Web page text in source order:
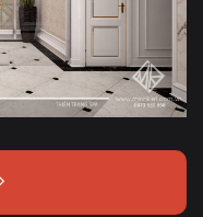
thuận lợi, hiệu
đồng hành và sẵn
nào đang có ý định
tôi theo sốHotline